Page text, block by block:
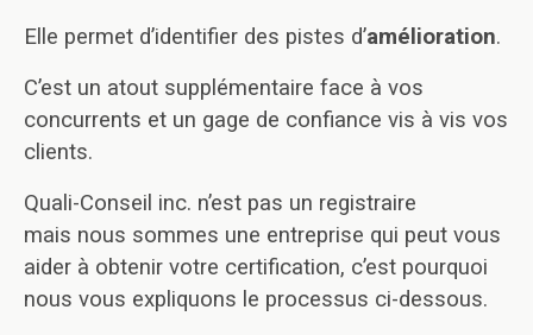
Elle permet d’identifier des pistes d’amélioration.
C’est un atout supplémentaire face à vos
concurrents et un gage de confiance vis à vis vos
clients.
Quali-Conseil inc. n’est pas un registraire
mais nous sommes une entreprise qui peut vous
aider à obtenir votre certification, c’est pourquoi
nous vous expliquons le processus ci-dessous.